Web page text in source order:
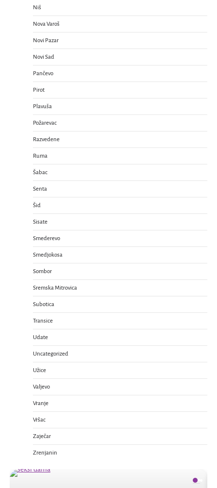
Niš
Nova Varoš
Novi Pazar
Novi Sad
Pančevo
Pirot
Plavuša
Požarevac
Razvedene
Ruma
Šabac
Senta
Šid
Sisate
Smederevo
Smedjokosa
Sombor
Sremska Mitrovica
Subotica
Transice
Udate
Uncategorized
Užice
Valjevo
Vranje
Vršac
Zaječar
Zrenjanin